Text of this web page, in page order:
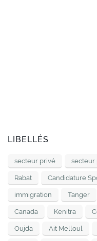
LIBELLÉS
secteur privé secteur
Rabat Candidature
immigration Tanger
Canada Kenitra
Oujda Ait Melloul